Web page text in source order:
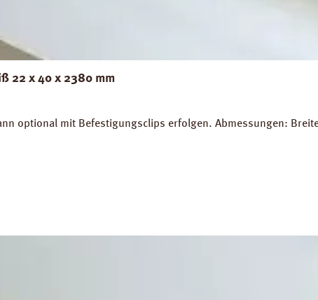
22 x 40 x 2380 mm
optional mit Befestigungsclips erfolgen. Abmessungen: